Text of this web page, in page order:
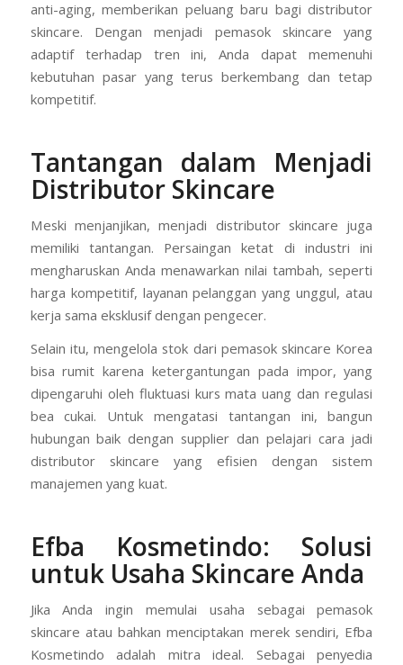
anti-aging, memberikan peluang baru bagi distributor
skincare. Dengan menjadi pemasok skincare yang
adaptif terhadap tren ini, Anda dapat memenuhi
kebutuhan pasar yang terus berkembang dan tetap
kompetitif.
Tantangan dalam Menjadi
Distributor Skincare
Meski menjanjikan, menjadi distributor skincare juga
memiliki tantangan. Persaingan ketat di industri ini
mengharuskan Anda menawarkan nilai tambah, seperti
harga kompetitif, layanan pelanggan yang unggul, atau
kerja sama eksklusif dengan pengecer.
Selain itu, mengelola stok dari pemasok skincare Korea
bisa rumit karena ketergantungan pada impor, yang
dipengaruhi oleh fluktuasi kurs mata uang dan regulasi
bea cukai. Untuk mengatasi tantangan ini, bangun
hubungan baik dengan supplier dan pelajari cara jadi
distributor skincare yang efisien dengan sistem
manajemen yang kuat.
Efba Kosmetindo: Solusi
untuk Usaha Skincare Anda
Jika Anda ingin memulai usaha sebagai pemasok
skincare atau bahkan menciptakan merek sendiri, Efba
Kosmetindo adalah mitra ideal. Sebagai penyedia